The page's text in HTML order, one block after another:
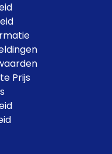
Prijs